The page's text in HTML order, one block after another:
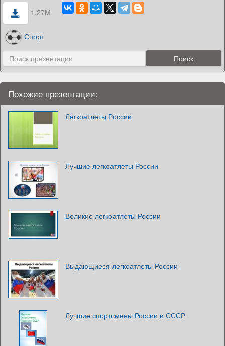
1.27M
Спорт
Похожие презентации:
Легкоатлеты России
Лучшие легкоатлеты России
Великие легкоатлеты России
Выдающиеся легкоатлеты России
Лучшие спортсмены России и СССР